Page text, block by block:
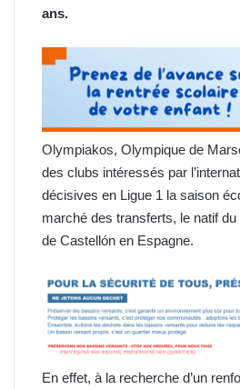
ans.
Olympiakos, Olympique de
des clubs intéressés par
décisives en Ligue 1 la saison
marché des transferts, le natif
de Castellón en Espagne.
En effet, à la recherche d’un